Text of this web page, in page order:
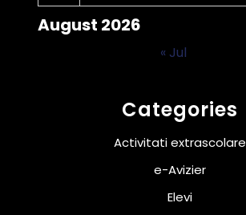
August 2026
« Jul
Categories
Activitati extrascolare
e-Avizier
Elevi